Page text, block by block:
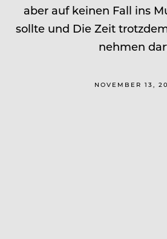
aber auf keinen Fall ins
sollte und Die Zeit
nehmen
NOVEMBER 13,